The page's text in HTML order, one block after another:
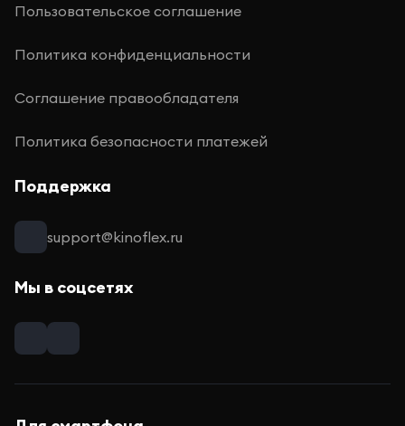
Пользовательское соглашение
Политика конфиденциальности
Соглашение правообладателя
Политика безопасности платежей
Поддержка
support@kinoflex.ru
Мы в соцсетях